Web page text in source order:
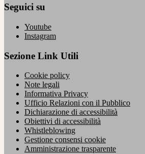
Seguici su
Youtube
Instagram
Sezione Link Utili
Cookie policy
Note legali
Informativa Privacy
Ufficio Relazioni con il Pubblico
Dichiarazione di accessibilità
Obiettivi di accessibilità
Whistleblowing
Gestione consensi cookie
Amministrazione trasparente